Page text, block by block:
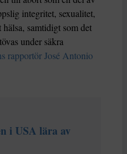
integritet, sexualitet,
samtidigt som det
under säkra
rapportör José Antonio
i USA lära av